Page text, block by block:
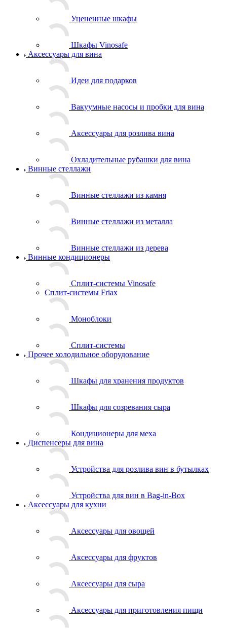
Уцененные шкафы
Шкафы Vinosafe
Аксессуары для вина
Идеи для подарков
Вакуумные насосы и пробки для вина
Аксессуары для розлива вина
Охладительные рубашки для вина
Винные стеллажи
Винные стеллажи из камня
Винные стеллажи из металла
Винные стеллажи из дерева
Винные кондиционеры
Сплит-системы Vinosafe
Сплит-системы Friax
Моноблоки
Сплит-системы
Прочее холодильное оборудование
Шкафы для хранения продуктов
Шкафы для созревания сыра
Кондиционеры для меха
Диспенсеры для вина
Устройства для розлива вин в бутылках
Устройства для вин в Bag-in-Box
Аксессуары для кухни
Аксессуары для овощей
Аксессуары для фруктов
Аксессуары для сыра
Аксессуары для приготовления пищи